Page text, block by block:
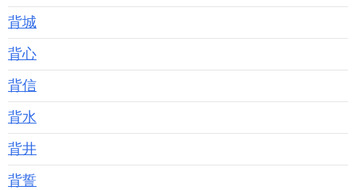
背城
背心
背信
背水
背井
背誓